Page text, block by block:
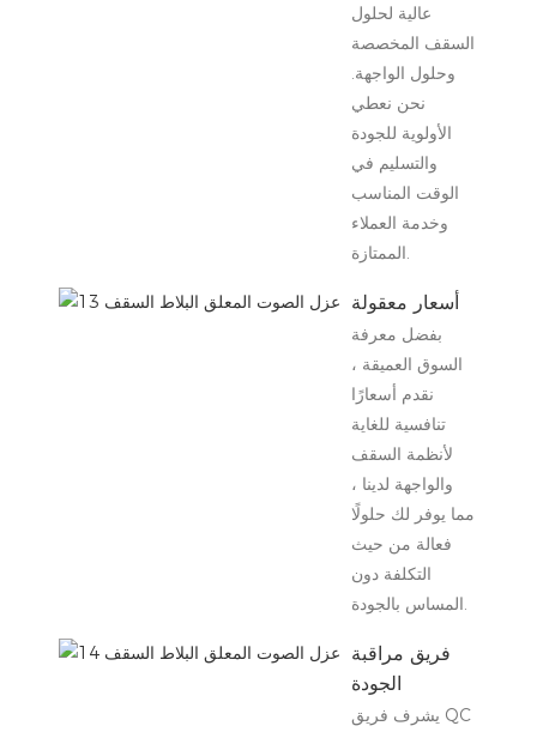
عالية لحلول
السقف المخصصة
وحلول الواجهة.
نحن نعطي
الأولوية للجودة
والتسليم في
الوقت المناسب
وخدمة العملاء
الممتازة.
أسعار معقولة
بفضل معرفة
السوق العميقة ،
نقدم أسعارًا
تنافسية للغاية
لأنظمة السقف
والواجهة لدينا ،
مما يوفر لك حلولًا
فعالة من حيث
التكلفة دون
المساس بالجودة.
فريق مراقبة
الجودة
يشرف فريق QC